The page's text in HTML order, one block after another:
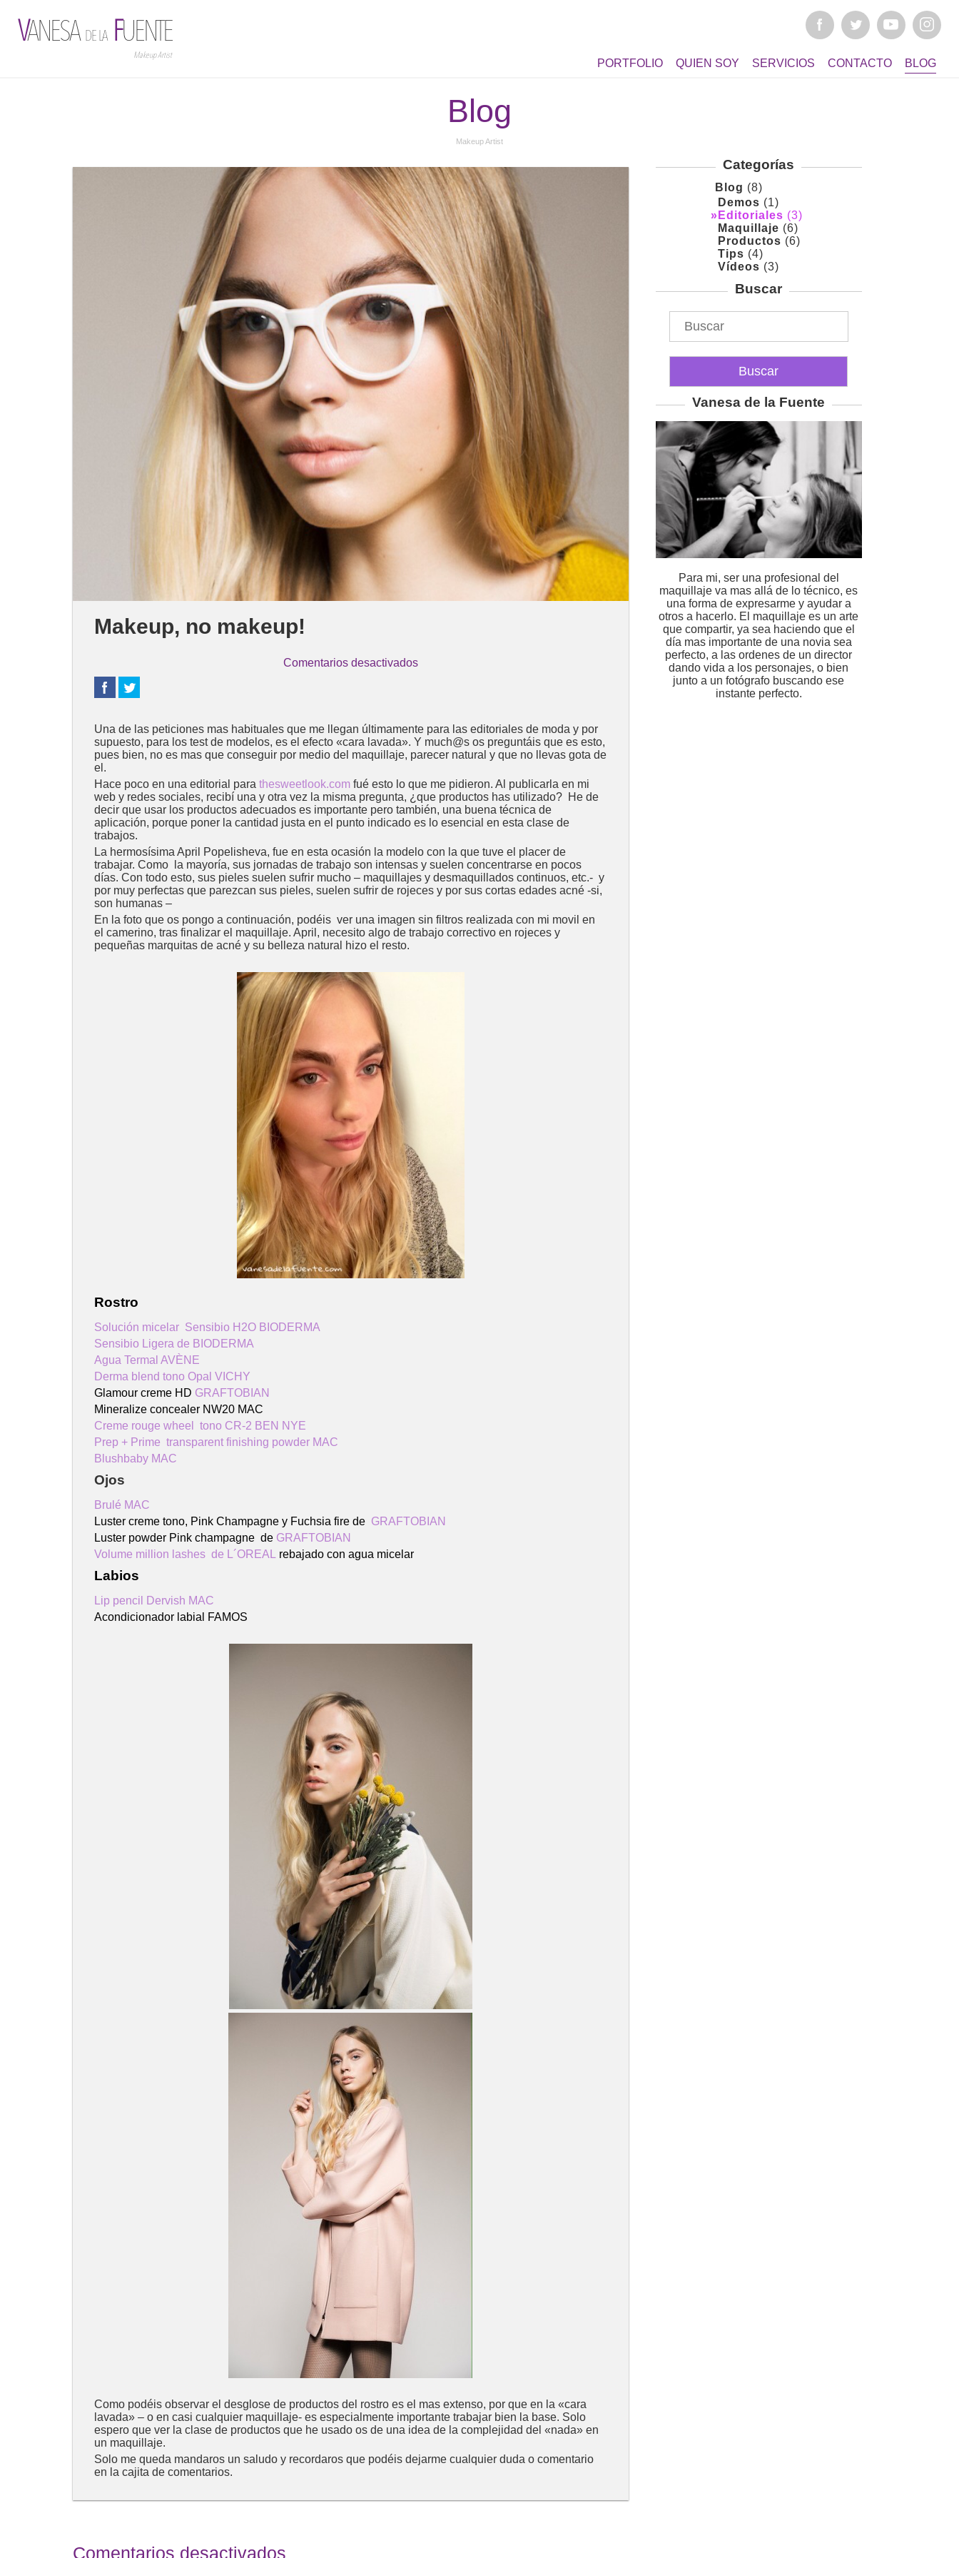
VANESA DE LA FUENTE
Makeup Artist
PORTFOLIO QUIEN SOY SERVICIOS CONTACTO BLOG
Blog
Makeup Artist
Makeup, no makeup!
Comentarios desactivados
Una de las peticiones mas habituales que me llegan últimamente para las editoriales de moda y por
supuesto, para los test de modelos, es el efecto «cara lavada». Y much@s os preguntáis que es esto,
pues bien, no es mas que conseguir por medio del maquillaje, parecer natural y que no llevas gota de
el.
Hace poco en una editorial para thesweetlook.com fué esto lo que me pidieron. Al publicarla en mi
web y redes sociales, recibí una y otra vez la misma pregunta, ¿que productos has utilizado? He de
decir que usar los productos adecuados es importante pero también, una buena técnica de
aplicación, porque poner la cantidad justa en el punto indicado es lo esencial en esta clase de
trabajos.
La hermosísima April Popelisheva, fue en esta ocasión la modelo con la que tuve el placer de
trabajar. Como la mayoría, sus jornadas de trabajo son intensas y suelen concentrarse en pocos
días. Con todo esto, sus pieles suelen sufrir mucho – maquillajes y desmaquillados continuos, etc.- y
por muy perfectas que parezcan sus pieles, suelen sufrir de rojeces y por sus cortas edades acné -si,
son humanas –
En la foto que os pongo a continuación, podéis ver una imagen sin filtros realizada con mi movil en
el camerino, tras finalizar el maquillaje. April, necesito algo de trabajo correctivo en rojeces y
pequeñas marquitas de acné y su belleza natural hizo el resto.
Rostro
Solución micelar Sensibio H2O BIODERMA
Sensibio Ligera de BIODERMA
Agua Termal AVÈNE
Derma blend tono Opal VICHY
Glamour cremeHD GRAFTOBIAN
Mineralize concealer NW20 MAC
Creme rouge wheel tono CR-2 BEN NYE
Prep + Prime transparent finishing powder MAC
Blushbaby MAC
Ojos
Brulé MAC
Luster creme tono, Pink Champagne y Fuchsia fire de GRAFTOBIAN
Luster powder Pink champagne de GRAFTOBIAN
Volume million lashes de L´OREAL rebajado con agua micelar
Labios
Lip pencil Dervish MAC
Acondicionador labial FAMOS
Como podéis observar el desglose de productos del rostro es el mas extenso, por que en la «cara
lavada» – o en casi cualquier maquillaje- es especialmente importante trabajar bien la base. Solo
espero que ver la clase de productos que he usado os de una idea de la complejidad del «nada» en
un maquillaje.
Solo me queda mandaros un saludo y recordaros que podéis dejarme cualquier duda o comentario
en la cajita de comentarios.
Comentarios desactivados
Categorías
Blog (8)
Demos (1)
Editoriales (3)
Maquillaje (6)
Productos (6)
Tips (4)
Vídeos (3)
Buscar
Vanesa de la Fuente
Para mi, ser una profesional del
maquillaje va mas allá de lo técnico, es
una forma de expresarme y ayudar a
otros a hacerlo. El maquillaje es un arte
que compartir, ya sea haciendo que el
día mas importante de una novia sea
perfecto, a las ordenes de un director
dando vida a los personajes, o bien
junto a un fotógrafo buscando ese
instante perfecto.